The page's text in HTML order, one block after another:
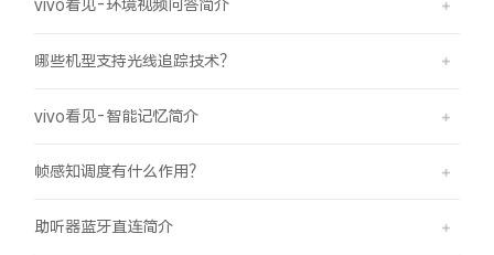
vivo看见-环境视频问答简介
哪些机型支持光线追踪技术？
vivo看见-智能记忆简介
帧感知调度有什么作用？
助听器蓝牙直连简介